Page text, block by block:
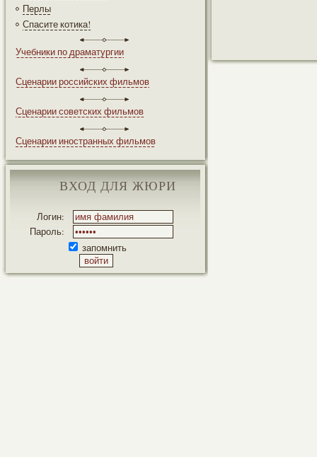
Перлы
Спасите котика!
Учебники по драматургии
Сценарии российских фильмов
Сценарии советских фильмов
Сценарии иностранных фильмов
ВХОД ДЛЯ ЖЮРИ
Логин:
Пароль:
запомнить